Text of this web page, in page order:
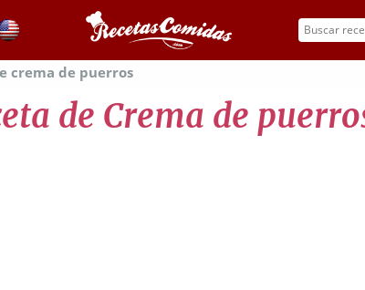
crema de puerros
de Crema de